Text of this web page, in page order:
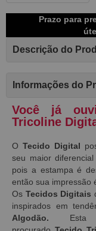
Prazo para
Descrição do
Informações do
Você já
Tricoline
O Tecido Digital
seu maior
pois a estampa é
então sua impressão
Os Tecidos Digitais
inspirados em
Algodão. Esta